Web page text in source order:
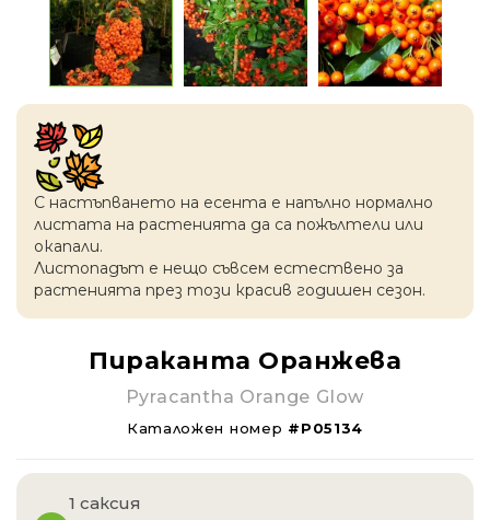
С настъпването на есентa е напълно нормално
листата на растенията да са пожълтели или
окапaли.
Листопадът е нещо съвсем естествено за
растенията през този красив годишен сезон.
Пираканта Оранжева
Pyracantha Orange Glow
Каталожен номер #P05134
1 саксия